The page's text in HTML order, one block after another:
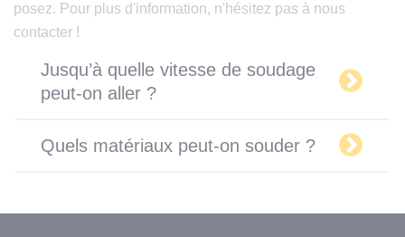
posez. Pour plus d'information, n'hésitez pas à nous
contacter !
Jusqu’à quelle vitesse de soudage
peut-on aller ?
Quels matériaux peut-on souder ?